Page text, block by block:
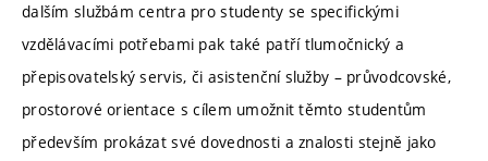
dalším službám centra pro studenty se specifickými
vzdělávacími potřebami pak také patří tlumočnický a
přepisovatelský servis, či asistenční služby – průvodcovské,
prostorové orientace s cílem umožnit těmto studentům
především prokázat své dovednosti a znalosti stejně jako